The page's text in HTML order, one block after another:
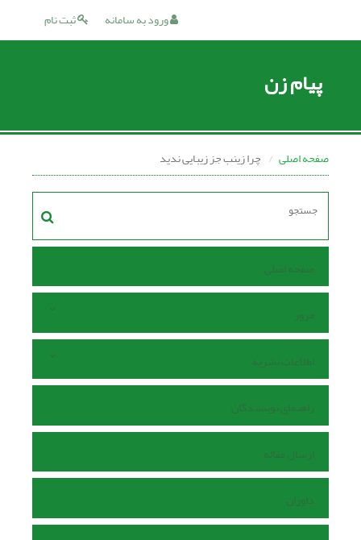
ثبت نام ورود به سامانه
پیام زن
صفحه اصلی چرا زینب جز زیبایی ندید
صفحه اصلی
مرور
اطلاعات نشریه
راهنمای نویسندگان
ارسال مقاله
داوران